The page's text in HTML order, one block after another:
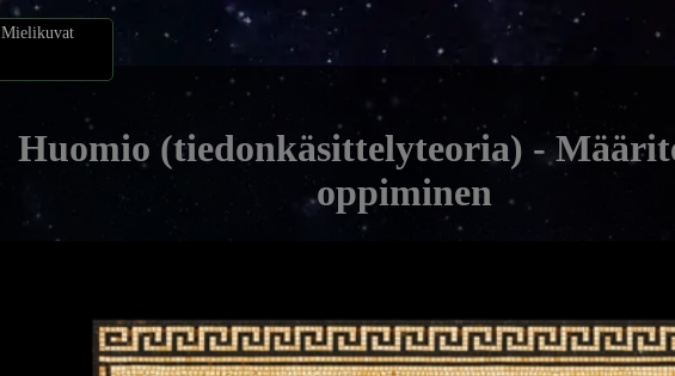
Mielikuvat
Huomio (tiedonkäsittelyteoria) -
oppiminen